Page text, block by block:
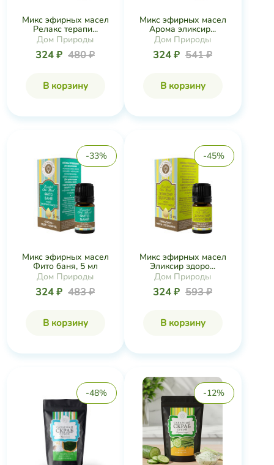
Микс эфирных масел
Релакс терапи...
Дом Природы
324 ₽ 480 ₽
В корзину
Микс эфирных масел
Арома эликсир...
Дом Природы
324 ₽ 541 ₽
В корзину
-33%
Микс эфирных масел
Фито баня, 5 мл
Дом Природы
324 ₽ 483 ₽
В корзину
-45%
Микс эфирных масел
Эликсир здоро...
Дом Природы
324 ₽ 593 ₽
В корзину
-48% -12%